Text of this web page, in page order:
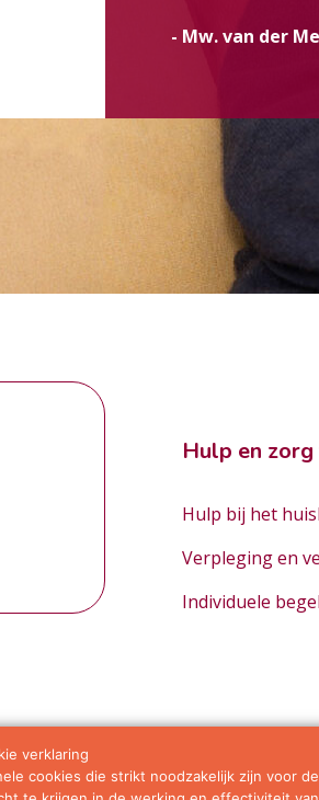
- Mw. van der
Hulp en
Hulp bij het
Verpleging en
Individuele
verklaring
cookies die strikt noodzakelijk zijn voor